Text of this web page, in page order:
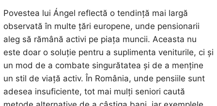
Povestea lui Ángel reflectă o tendință mai largă
observată în multe țări europene, unde pensionarii
aleg să rămână activi pe piața muncii. Aceasta nu
este doar o soluție pentru a suplimenta veniturile, ci și
un mod de a combate singurătatea și de a menține
un stil de viață activ. În România, unde pensiile sunt
adesea insuficiente, tot mai mulți seniori caută